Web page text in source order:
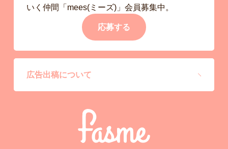
いく仲間「mees(ミーズ)」会員募集中。
応募する
広告出稿について